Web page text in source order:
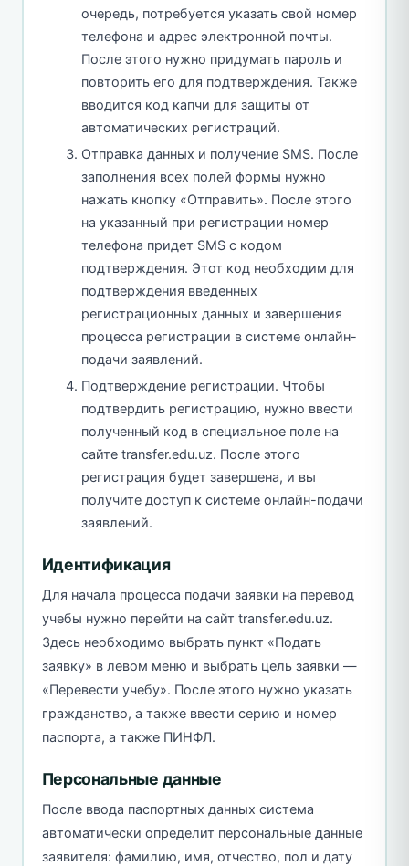
очередь, потребуется указать свой номер
телефона и адрес электронной почты.
После этого нужно придумать пароль и
повторить его для подтверждения. Также
вводится код капчи для защиты от
автоматических регистраций.
Отправка данных и получение SMS. После
заполнения всех полей формы нужно
нажать кнопку «Отправить». После этого
на указанный при регистрации номер
телефона придет SMS с кодом
подтверждения. Этот код необходим для
подтверждения введенных
регистрационных данных и завершения
процесса регистрации в системе онлайн-
подачи заявлений.
Подтверждение регистрации. Чтобы
подтвердить регистрацию, нужно ввести
полученный код в специальное поле на
сайте transfer.edu.uz. После этого
регистрация будет завершена, и вы
получите доступ к системе онлайн-подачи
заявлений.
Идентификация
Для начала процесса подачи заявки на перевод
учебы нужно перейти на сайт transfer.edu.uz.
Здесь необходимо выбрать пункт «Подать
заявку» в левом меню и выбрать цель заявки —
«Перевести учебу». После этого нужно указать
гражданство, а также ввести серию и номер
паспорта, а также ПИНФЛ.
Персональные данные
После ввода паспортных данных система
автоматически определит персональные данные
заявителя: фамилию, имя, отчество, пол и дату